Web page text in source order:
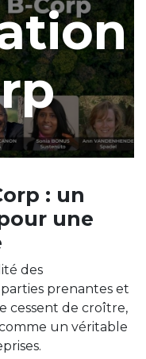
: un
une
des
prenantes et
cessent de croître,
comme un véritable